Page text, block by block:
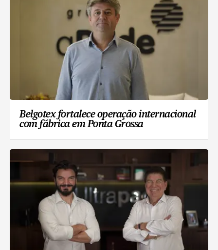
Belgotex fortalece operação internacional
com fábrica em Ponta Grossa